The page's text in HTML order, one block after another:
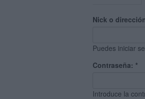
Nick o
Puedes iniciar
Contraseña: *
Introduce la